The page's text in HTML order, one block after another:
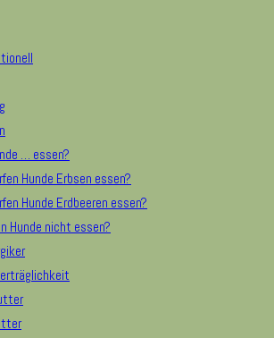
… essen?
Hunde Erbsen essen?
Hunde Erdbeeren essen?
Hunde nicht essen?